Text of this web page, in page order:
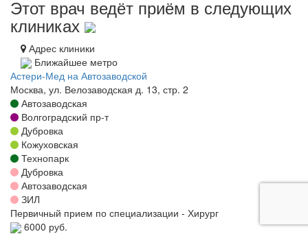
Этот врач ведёт приём в следующих
клиниках
Адрес клиники
Ближайшее метро
Астери-Мед на Автозаводской
Москва, ул. Велозаводская д. 13, стр. 2
Автозаводская
Волгоградский пр-т
Дубровка
Кожуховская
Технопарк
Дубровка
Автозаводская
ЗИЛ
Первичный прием по специализации - Хирург
6000 руб.